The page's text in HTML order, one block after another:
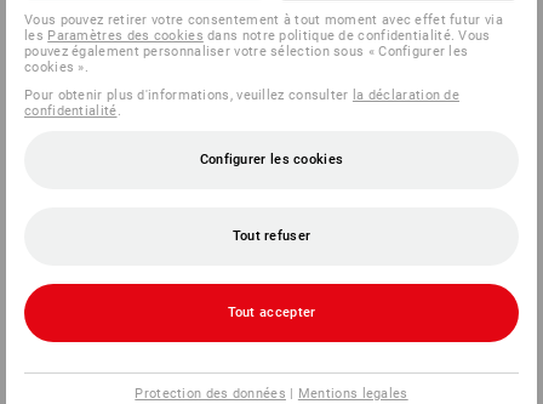
SERVICE 0 60 50 / 97 10 12
Vous pouvez retirer votre consentement à tout moment avec effet futur via
les Paramètres des cookies dans notre politique de confidentialité. Vous
pouvez également personnaliser votre sélection sous « Configurer les
cookies ».
Pour obtenir plus d'informations, veuillez consulter la déclaration de
confidentialité
Configurer les cookies
Tout refuser
Tout accepter
Protection des données | Mentions legales